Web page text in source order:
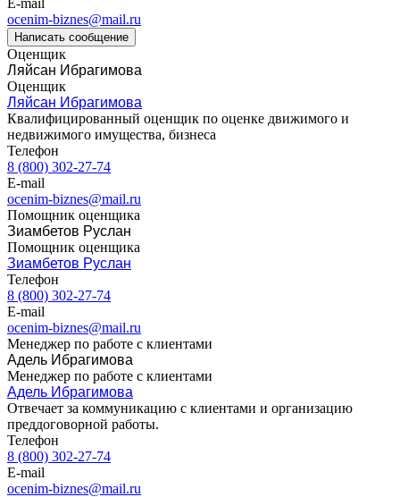
ocenim-biznes@mail.ru
Написать сообщение
Оценщик
Ляйсан Ибрагимова
Оценщик
Ляйсан Ибрагимова
Квалифицированный оценщик по оценке движимого и
недвижимого имущества, бизнеса
Телефон
8 (800) 302-27-74
E-mail
ocenim-biznes@mail.ru
Помощник оценщика
Зиамбетов Руслан
Помощник оценщика
Зиамбетов Руслан
Телефон
8 (800) 302-27-74
E-mail
ocenim-biznes@mail.ru
Менеджер по работе с клиентами
Адель Ибрагимова
Менеджер по работе с клиентами
Адель Ибрагимова
Отвечает за коммуникацию с клиентами и организацию
преддоговорной работы.
Телефон
8 (800) 302-27-74
E-mail
ocenim-biznes@mail.ru
Выборг
Выкса
Вязники
Вязьма
Вятские Поляны
Гай
Гатчина
Геленджик
Георгиевск
Глазов
Горно-Алтайск
Городец
Горячий Ключ
Грозный
Губаха
Губкин
Губкинский
Гуково
Гулькевичи
Гусев
Гусь-Хрустальный
Дедовск
Дербент
Джанкой